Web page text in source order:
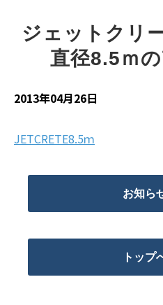
ジェットクリ
直径8.5ｍ
2013年04月26日
JETCRETE8.5ｍ
お知ら
トップ